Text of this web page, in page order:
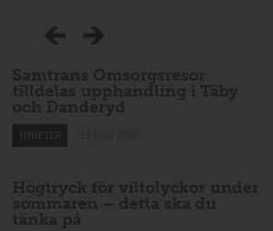
Samtrans Omsorgsresor
tilldelas upphandling i Täby
och Danderyd
NYHETER
Högtryck för viltolyckor under
sommaren – detta ska du
tänka på